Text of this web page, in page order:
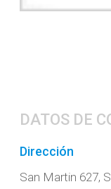
DATOS DE
Dirección
San Martin 627,